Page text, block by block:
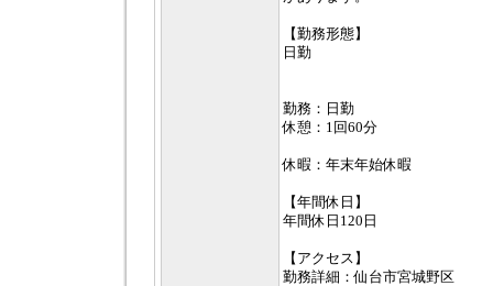
【勤務形態】
日勤
勤務：日勤
休憩：1回60分
休暇：年末年始休暇
【年間休日】
年間休日120日
【アクセス】
勤務詳細：仙台市宮城野区